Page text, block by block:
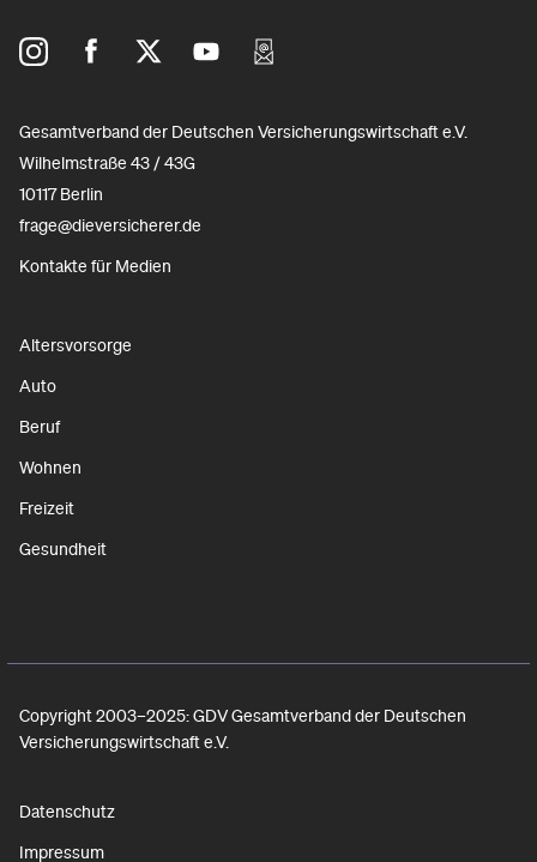
Gesamtverband der Deutschen Versicherungswirtschaft e.V.
Wilhelmstraße 43 / 43G
10117 Berlin
frage@dieversicherer.de
Kontakte für Medien
Altersvorsorge
Auto
Beruf
Wohnen
Freizeit
Gesundheit
Copyright 2003–2025: GDV Gesamtverband der Deutschen
Versicherungswirtschaft e.V.
Datenschutz
Impressum